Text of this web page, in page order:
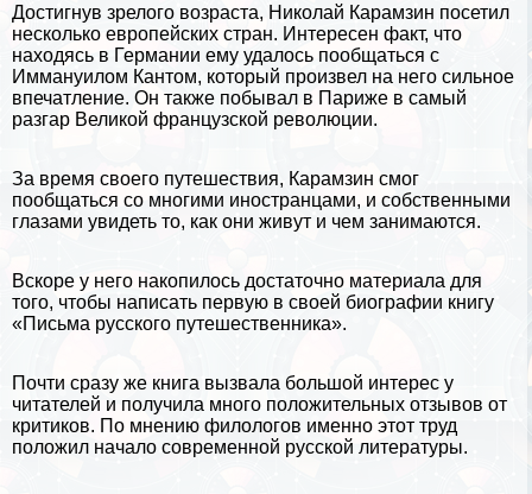
Достигнув зрелого возраста, Николай Карамзин посетил
несколько европейских стран. Интересен факт, что
находясь в Германии ему удалось пообщаться с
Иммануилом Кантом, который произвел на него сильное
впечатление. Он также побывал в Париже в самый
разгар Великой французской революции.
За время своего путешествия, Карамзин смог
пообщаться со многими иностранцами, и собственными
глазами увидеть то, как они живут и чем занимаются.
Вскоре у него накопилось достаточно материала для
того, чтобы написать первую в своей биографии книгу
«Письма русского путешественника».
Почти сразу же книга вызвала большой интерес у
читателей и получила много положительных отзывов от
критиков. По мнению филологов именно этот труд
положил начало современной русской литературы.